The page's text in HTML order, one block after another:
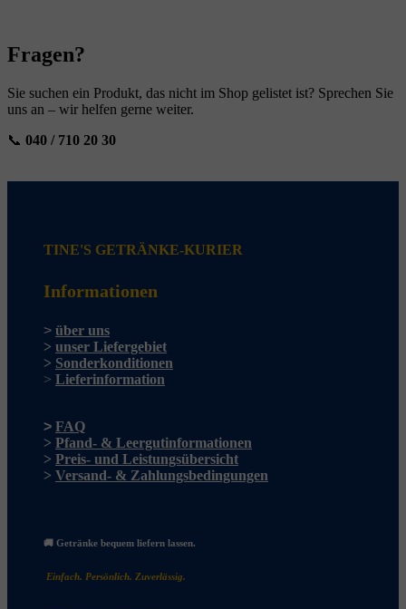
Fragen?
Sie suchen ein Produkt, das nicht im Shop gelistet ist? Sprechen Sie
uns an – wir helfen gerne weiter.
📞 040 / 710 20 30
TINE'S GETRÄNKE-KURIER
Informationen
> über uns
> unser Liefergebiet
> Sonderkonditionen
> Lieferinformation
> FAQ
> Pfand- & Leergutinformationen
> Preis- und Leistungsübersicht
> Versand- & Zahlungsbedingungen
🚚 Getränke bequem liefern lassen.
Einfach. Persönlich. Zuverlässig.